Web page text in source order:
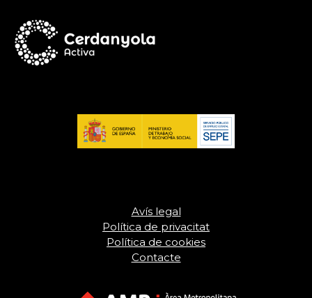
Avís legal
Política de privacitat
Política de cookies
Contacte